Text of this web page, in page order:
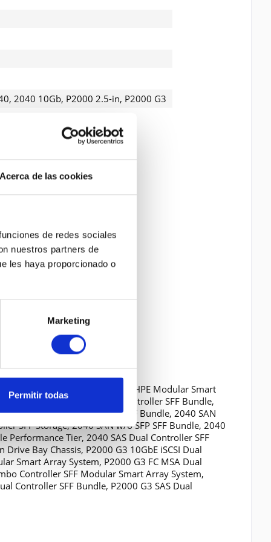
de las cookies
de redes sociales
nuestros partners de
les haya proporcionado o
Marketing
Permitir todas
laPolítica de Privacidadentender y estar de
con * son obligatorios
2040 10Gb, P2000 2.5-in, P2000 G3
G3 iSCSI Dual Controller Â¦ HPE Modular Smart
2040 10Gb iSCSI Dual Controller SFF Bundle,
2040 SAN Dual Controller SFF Bundle, 2040 SAN
SFF Storage, 2040 SAN w/o SFP SFF Bundle, 2040
Performance Tier, 2040 SAS Dual Controller SFF
Bay Chassis, P2000 G3 10GbE iSCSI Dual
Smart Array System, P2000 G3 FC MSA Dual
Controller SFF Modular Smart Array System,
Controller SFF Bundle, P2000 G3 SAS Dual